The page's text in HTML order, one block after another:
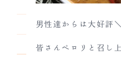
男性達からは大好評
皆さんペロリと召し